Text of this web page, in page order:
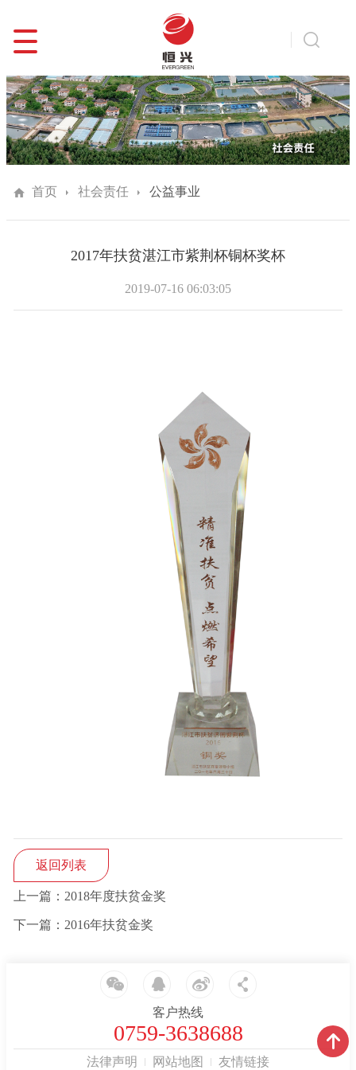
首页 社会责任 公益事业
2017年扶贫湛江市紫荆杯铜杯奖杯
2019-07-16 06:03:05
返回列表
上一篇：2018年度扶贫金奖
下一篇：2016年扶贫金奖
客户热线
0759-3638688
法律声明 网站地图 友情链接